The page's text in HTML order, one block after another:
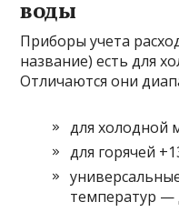
воды
Приборы учета
название) есть для
Отличаются они
для холодной
для горячей
температур —